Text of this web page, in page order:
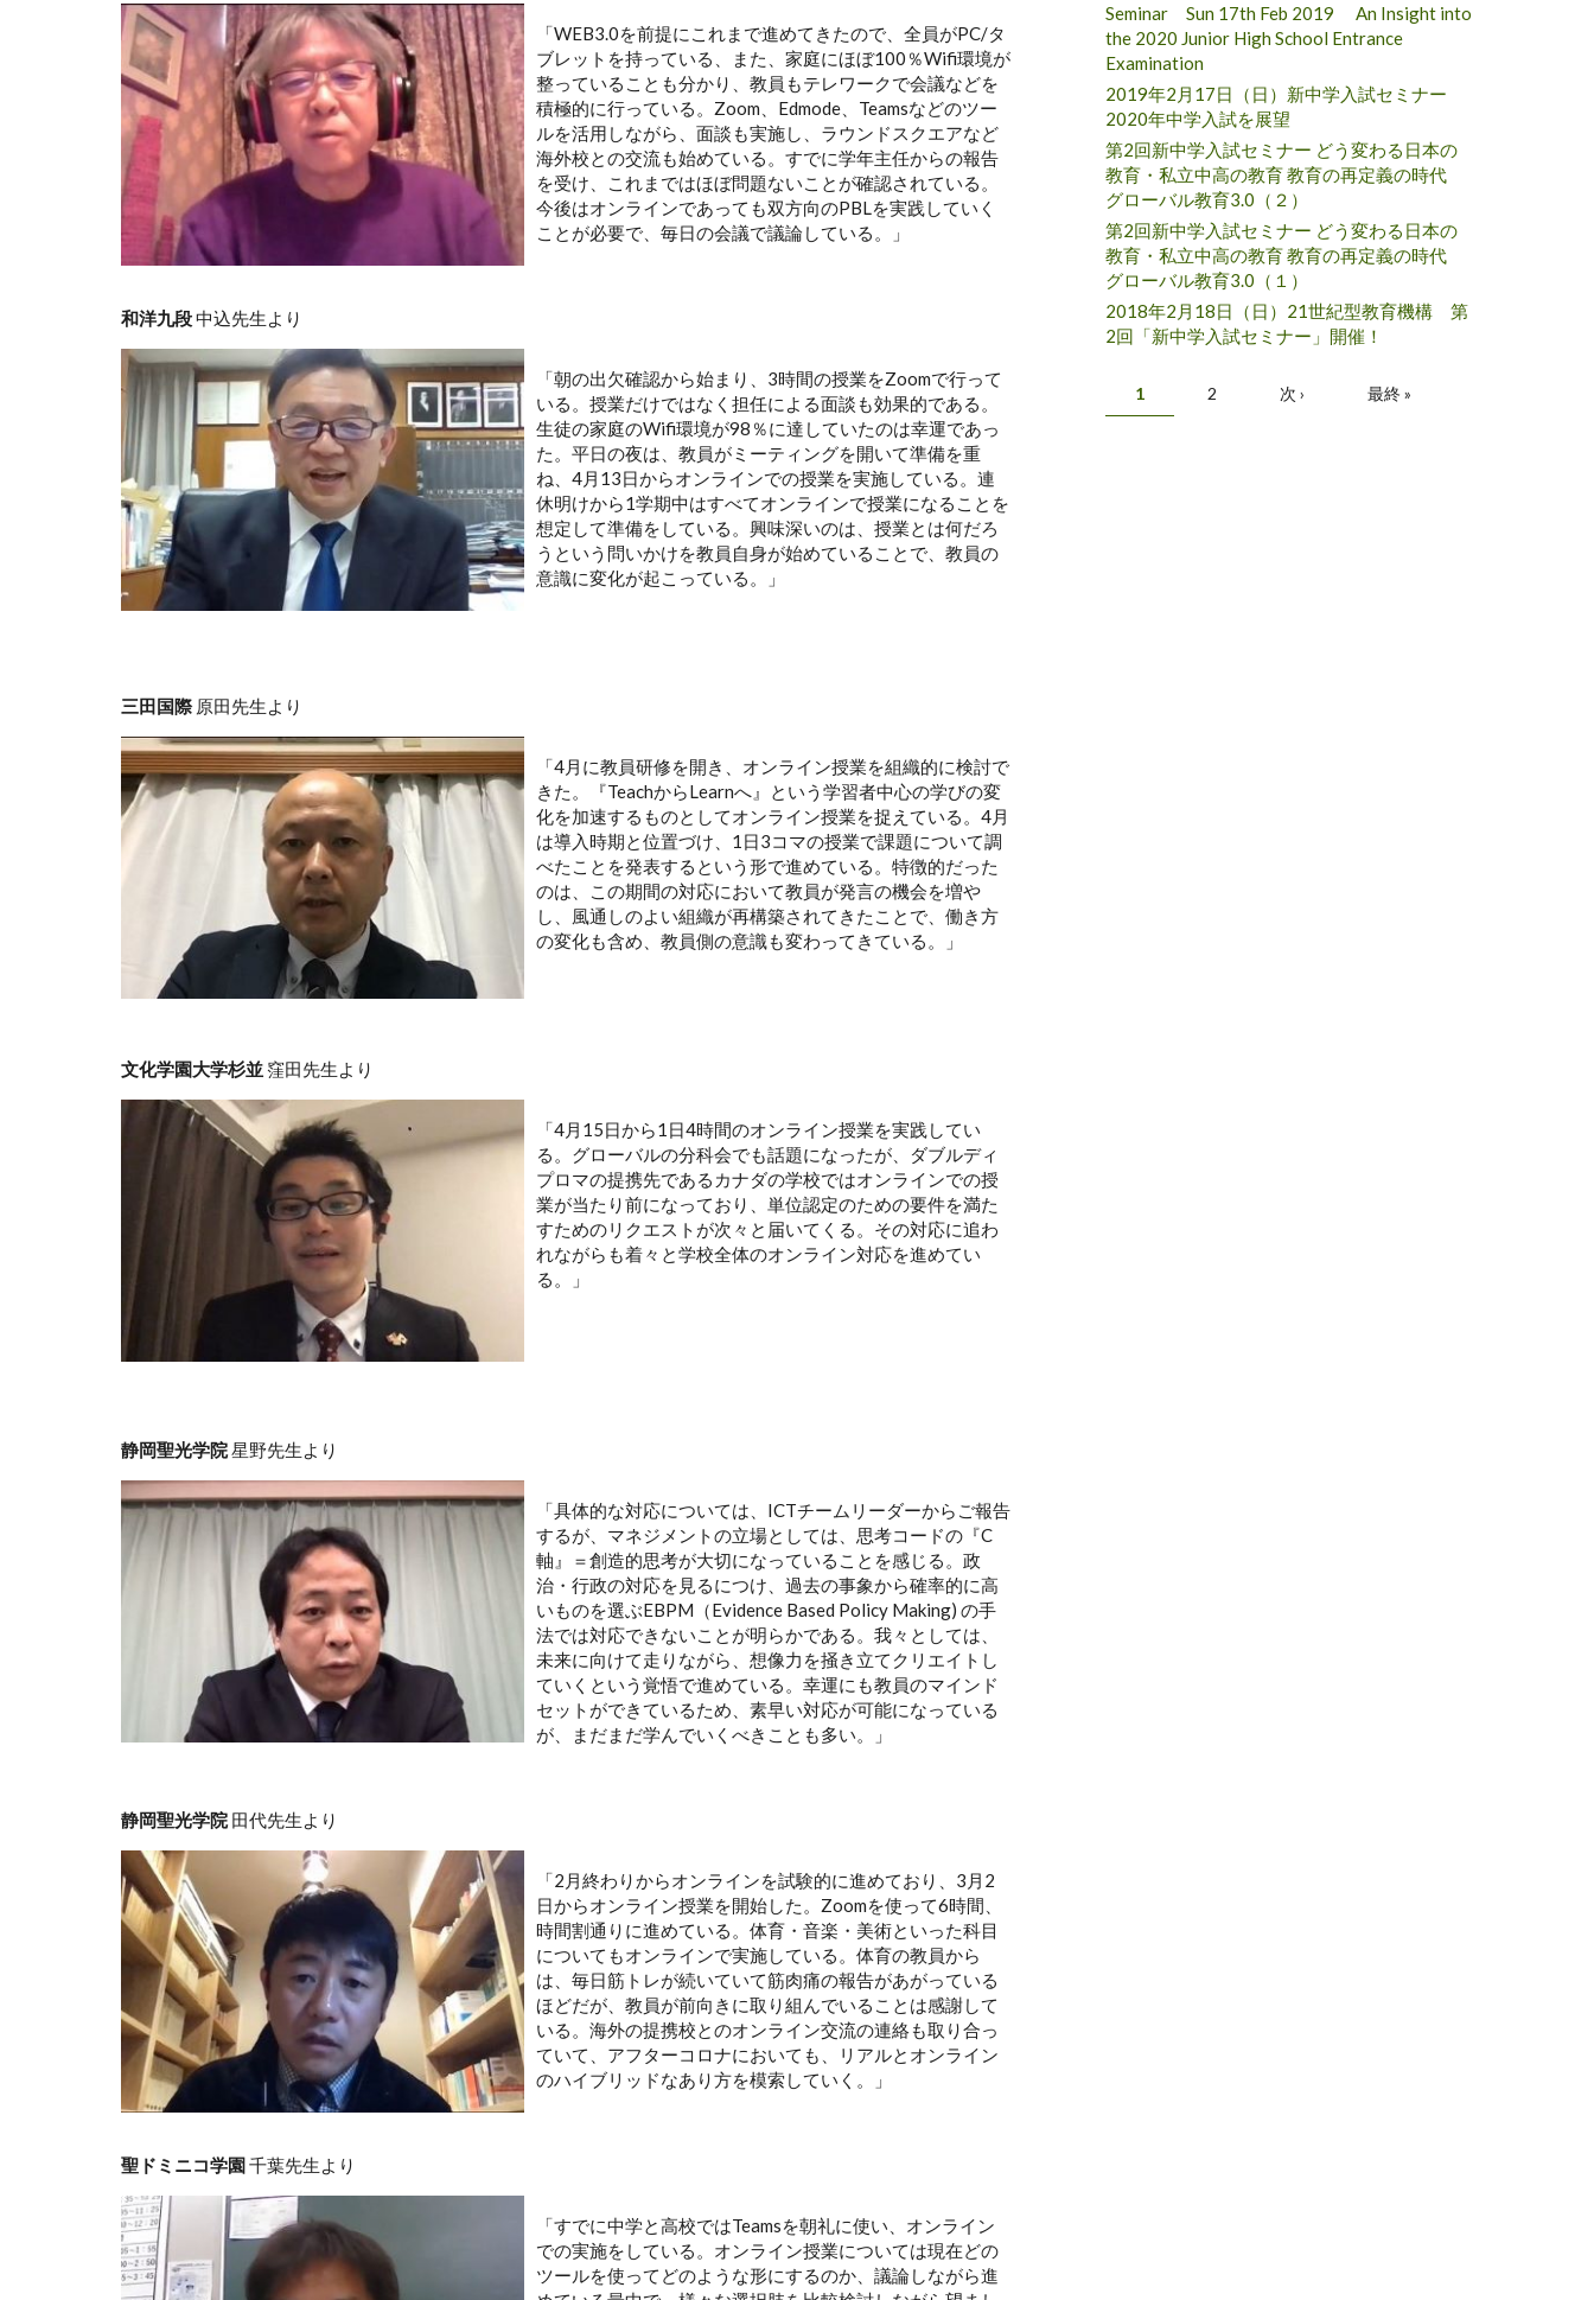
「WEB3.0を前提にこれまで進めてきたので、全員がPC/タ
ブレットを持っている、また、家庭にほぼ100％Wifi環境が
整っていることも分かり、教員もテレワークで会議などを
積極的に行っている。Zoom、Edmode、Teamsなどのツー
ルを活用しながら、面談も実施し、ラウンドスクエアなど
海外校との交流も始めている。すでに学年主任からの報告
を受け、これまではほぼ問題ないことが確認されている。
今後はオンラインであっても双方向のPBLを実践していく
ことが必要で、毎日の会議で議論している。」
和洋九段中込先生より
「朝の出欠確認から始まり、3時間の授業をZoomで行って
いる。授業だけではなく担任による面談も効果的である。
生徒の家庭のWifi環境が98％に達していたのは幸運であっ
た。平日の夜は、教員がミーティングを開いて準備を重
ね、4月13日からオンラインでの授業を実施している。連
休明けから1学期中はすべてオンラインで授業になることを
想定して準備をしている。興味深いのは、授業とは何だろ
うという問いかけを教員自身が始めていることで、教員の
意識に変化が起こっている。」
三田国際 原田先生より
「4月に教員研修を開き、オンライン授業を組織的に検討で
きた。『TeachからLearnへ』という学習者中心の学びの変
化を加速するものとしてオンライン授業を捉えている。4月
は導入時期と位置づけ、1日3コマの授業で課題について調
べたことを発表するという形で進めている。特徴的だった
のは、この期間の対応において教員が発言の機会を増や
し、風通しのよい組織が再構築されてきたことで、働き方
の変化も含め、教員側の意識も変わってきている。」
文化学園大学杉並窪田先生より
「4月15日から1日4時間のオンライン授業を実践してい
る。グローバルの分科会でも話題になったが、ダブルディ
プロマの提携先であるカナダの学校ではオンラインでの授
業が当たり前になっており、単位認定のための要件を満た
すためのリクエストが次々と届いてくる。その対応に追わ
れながらも着々と学校全体のオンライン対応を進めてい
る。」
静岡聖光学院星野先生より
「具体的な対応については、ICTチームリーダーからご報告
するが、マネジメントの立場としては、思考コードの『C
軸』＝創造的思考が大切になっていることを感じる。政
治・行政の対応を見るにつけ、過去の事象から確率的に高
いものを選ぶEBPM（Evidence Based Policy Making) の手
法では対応できないことが明らかである。我々としては、
未来に向けて走りながら、想像力を掻き立てクリエイトし
ていくという覚悟で進めている。幸運にも教員のマインド
セットができているため、素早い対応が可能になっている
が、まだまだ学んでいくべきことも多い。」
静岡聖光学院田代先生より
「2月終わりからオンラインを試験的に進めており、3月2
日からオンライン授業を開始した。Zoomを使って6時間、
時間割通りに進めている。体育・音楽・美術といった科目
についてもオンラインで実施している。体育の教員から
は、毎日筋トレが続いていて筋肉痛の報告があがっている
ほどだが、教員が前向きに取り組んでいることは感謝して
いる。海外の提携校とのオンライン交流の連絡も取り合っ
ていて、アフターコロナにおいても、リアルとオンライン
のハイブリッドなあり方を模索していく。」
聖ドミニコ学園千葉先生より
「すでに中学と高校ではTeamsを朝礼に使い、オンライン
での実施をしている。オンライン授業については現在どの
ツールを使ってどのような形にするのか、議論しながら進
Seminar Sun 17th Feb 2019 An Insight into
the 2020 Junior High School Entrance
Examination
2019年2月17日（日）新中学入試セミナー
2020年中学入試を展望
第2回新中学入試セミナー どう変わる日本の
教育・私立中高の教育 教育の再定義の時代
グローバル教育3.0（２）
第2回新中学入試セミナー どう変わる日本の
教育・私立中高の教育 教育の再定義の時代
グローバル教育3.0（１）
2018年2月18日（日）21世紀型教育機構 第
2回「新中学入試セミナー」開催！
ページ
1 2 次 › 最終 »